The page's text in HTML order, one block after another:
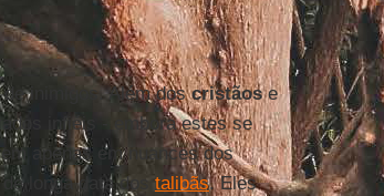
inimigos. Além doscristãose
infiéis - embora estes se
apenas em nuances dos
longa data dos talibãs. Eles